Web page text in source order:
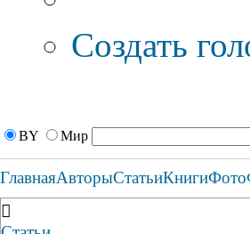
Создать
BY Мир
ГлавнаяАвторыСтатьиКнигиФото